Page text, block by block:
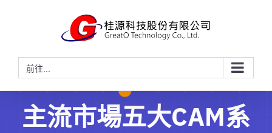
前往...
主流市場五大CAM系